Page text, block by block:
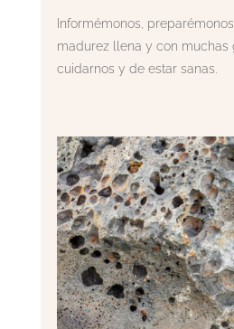
Informémonos,
madurez llena y con muchas
cuidarnos y de estar sanas.